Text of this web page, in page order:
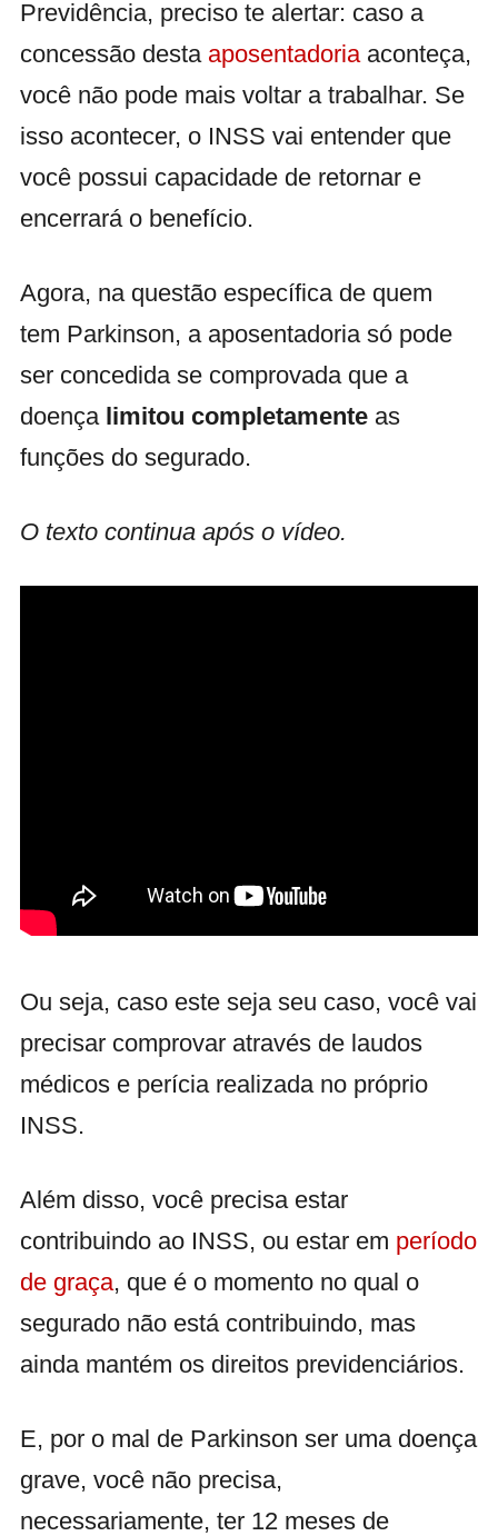
Previdência, preciso te alertar: caso a
concessão desta aposentadoriaaconteça,
você não pode mais voltar a trabalhar. Se
isso acontecer, o INSS vai entender que
você possui capacidade de retornar e
encerrará o benefício.
Agora, na questão específica de quem
tem Parkinson, a aposentadoria só pode
ser concedida se comprovada que a
doença limitou completamente as
funções do segurado.
O texto continua após o vídeo.
Ou seja, caso este seja seu caso, você vai
precisar comprovar através de laudos
médicos e perícia realizada no próprio
INSS.
Além disso, você precisa estar
contribuindo ao INSS, ou estar em período
de graça, que é o momento no qual o
segurado não está contribuindo, mas
ainda mantém os direitos previdenciários.
E, por o mal de Parkinson ser uma doença
grave, você não precisa,
necessariamente, ter 12 meses de